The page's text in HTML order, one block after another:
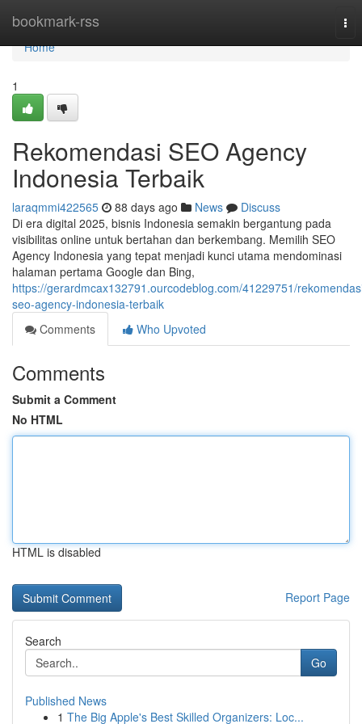
bookmark-rss
Home
Home
1
Rekomendasi SEO Agency
Indonesia Terbaik
laraqmmi422565 88 days ago News
Discuss
Di era digital 2025, bisnis Indonesia semakin bergantung pada
visibilitas online untuk bertahan dan berkembang. Memilih SEO
Agency Indonesia yang tepat menjadi kunci utama mendominasi
halaman pertama Google dan Bing,
https://gerardmcax132791.ourcodeblog.com/41229751/
seo-agency-indonesia-terbaik
Comments
Who Upvoted
Comments
Submit a Comment
No HTML
HTML is disabled
Report Page
Search
Go
Published News
1 The Big Apple's Best Skilled Organizers: Loc...